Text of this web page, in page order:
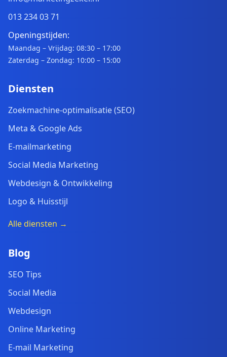
013 234 03 71
Openingstijden:
Maandag – Vrijdag: 08:30 – 17:00
Zaterdag – Zondag: 10:00 – 15:00
Diensten
Zoekmachine-optimalisatie (SEO)
Meta & Google Ads
E-mailmarketing
Social Media Marketing
Webdesign & Ontwikkeling
Logo & Huisstijl
Alle diensten →
Blog
SEO Tips
Social Media
Webdesign
Online Marketing
E-mail Marketing